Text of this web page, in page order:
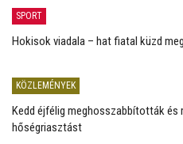
SPORT
Hokisok viadala – hat fiatal küzd
KÖZLEMÉNYEK
Kedd éjfélig meghosszabbították és
hőségriasztást